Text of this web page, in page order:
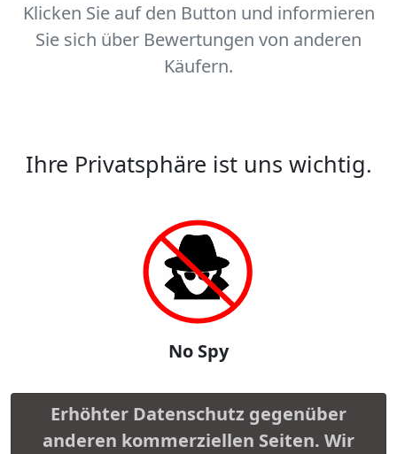
Klicken Sie auf den Button und informieren
Sie sich über Bewertungen von anderen
Käufern.
Ihre Privatsphäre ist uns wichtig.
No Spy
Erhöhter Datenschutz gegenüber
anderen kommerziellen Seiten. Wir